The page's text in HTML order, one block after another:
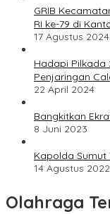
GRIB
RI ke-79 di
17 Agustus 2024
Hadapi Pilkada
Penjaringan
22 April 2024
Bangkitkan
8 Juni 2023
Kapolda Sumut
14 Agustus 2022
Olahraga